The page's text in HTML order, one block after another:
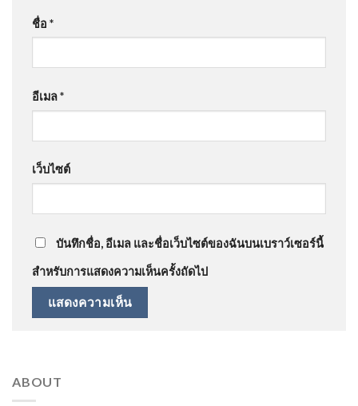
ชื่อ *
อีเมล*
เว็บไซต์
บันทึกชื่อ, อีเมล และชื่อเว็บไซต์ของฉันบนเบราว์เซอร์นี้
สำหรับการแสดงความเห็นครั้งถัดไป
ABOUT